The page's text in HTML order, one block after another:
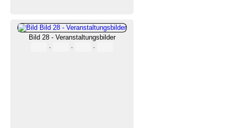
Bild 28 - Veranstaltungsbilder
·
· ·